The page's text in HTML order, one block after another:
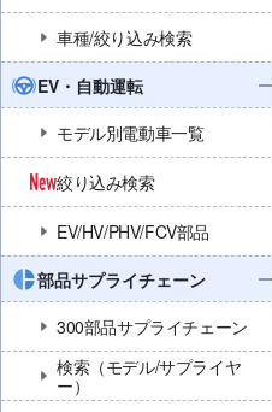
車種/絞り込み検索
EV・自動運転
モデル別電動車一覧
絞り込み検索
EV/HV/PHV/FCV部品
部品サプライチェーン
300部品サプライチェーン
検索（モデル/サプライヤ
ー）